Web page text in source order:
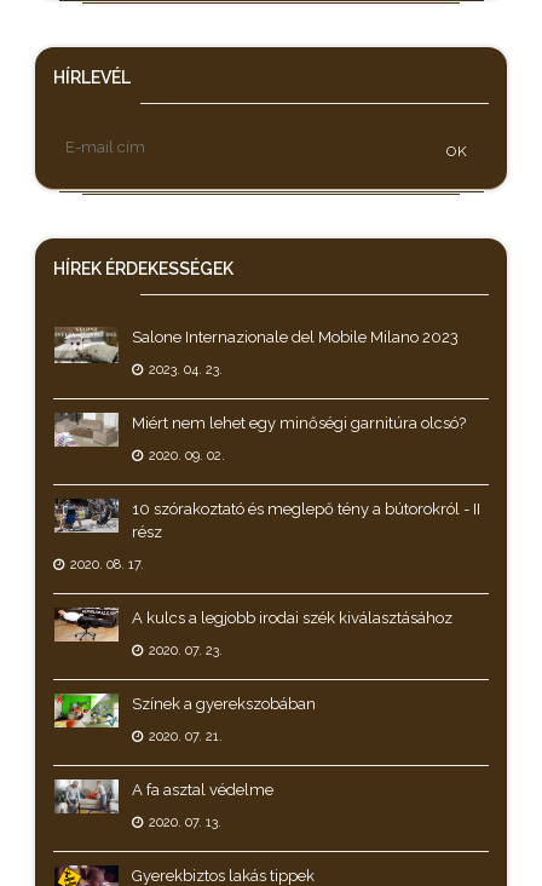
HÍRLEVÉL
OK
HÍREK ÉRDEKESSÉGEK
Salone Internazionale del Mobile Milano 2023
2023. 04. 23.
Miért nem lehet egy minőségi garnitúra olcsó?
2020. 09. 02.
10 szórakoztató és meglepő tény a bútorokról - II
rész
2020. 08. 17.
A kulcs a legjobb irodai szék kiválasztásához
2020. 07. 23.
Színek a gyerekszobában
2020. 07. 21.
A fa asztal védelme
2020. 07. 13.
Gyerekbiztos lakás tippek